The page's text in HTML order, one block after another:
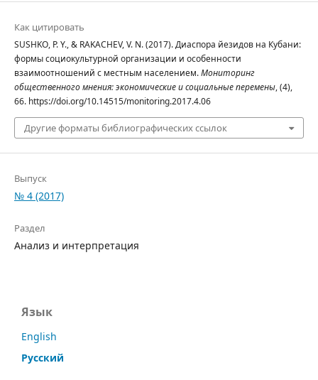
Как цитировать
SUSHKO, P. Y., & RAKACHEV, V. N. (2017). Диаспора йезидов на Кубани:
формы социокультурной организации и особенности
взаимоотношений с местным населением.Мониторинг
общественного мнения: экономические и социальные перемены, (4),
66. https://doi.org/10.14515/monitoring.2017.4.06
Другие форматы библиографических ссылок
Выпуск
№ 4 (2017)
Раздел
Анализ и интерпретация
Язык
English
Русский